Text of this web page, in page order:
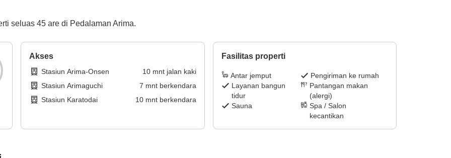
seluas 45 are di Pedalaman Arima.
Akses
Stasiun Arima-Onsen 10mnt jalan kaki
Stasiun Arimaguchi
7 mnt berkendara
Stasiun Karatodai
10mnt berkendara
Fasilitas properti
Antar jemput
Pengiriman ke rumah
Layanan bangun
tidur
Pantangan makan
(alergi)
Sauna
Spa / Salon
kecantikan